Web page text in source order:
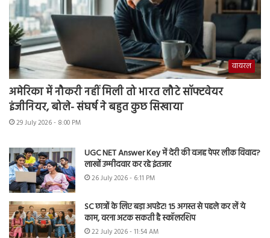
वायरल
अमेरिका में नौकरी नहीं मिली तो भारत लौटे सॉफ्टवेयर
इंजीनियर, बोले- संघर्ष ने बहुत कुछ सिखाया
29 July 2026 - 8:00 PM
UGC NET Answer Key में देरी की वजह पेपर लीक विवाद?
लाखों उम्मीदवार कर रहे इंतजार
26 July 2026 - 6:11 PM
SC छात्रों के लिए बड़ा अपडेट! 15 अगस्त से पहले कर लें ये
काम, वरना अटक सकती है स्कॉलरशिप
22 July 2026 - 11:54 AM